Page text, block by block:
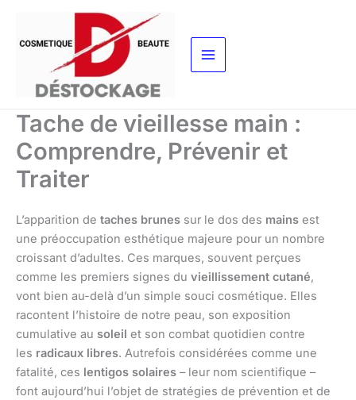
contenu
Tache de vieillesse main :
Comprendre, Prévenir et
Traiter
L’apparition de taches brunes sur le dos des mains est
une préoccupation esthétique majeure pour un nombre
croissant d’adultes. Ces marques, souvent perçues
comme les premiers signes du vieillissement cutané,
vont bien au-delà d’un simple souci cosmétique. Elles
racontent l’histoire de notre peau, son exposition
cumulative au soleil et son combat quotidien contre
les radicaux libres. Autrefois considérées comme une
fatalité, ces lentigos solaires – leur nom scientifique –
font aujourd’hui l’objet de stratégies de prévention et de